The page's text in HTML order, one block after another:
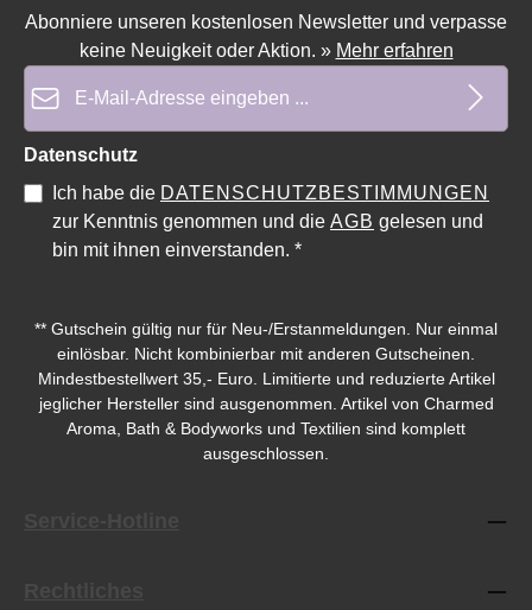
Abonniere unseren kostenlosen Newsletter und verpasse
keine Neuigkeit oder Aktion. » Mehr erfahren
Datenschutz
Ich habe die DATENSCHUTZBESTIMMUNGEN
zur Kenntnis genommen und die AGB gelesen und
bin mit ihnen einverstanden. *
** Gutschein gültig nur für Neu-/Erstanmeldungen. Nur einmal
einlösbar. Nicht kombinierbar mit anderen Gutscheinen.
Mindestbestellwert 35,- Euro. Limitierte und reduzierte Artikel
jeglicher Hersteller sind ausgenommen. Artikel von Charmed
Aroma, Bath & Bodyworks und Textilien sind komplett
ausgeschlossen.